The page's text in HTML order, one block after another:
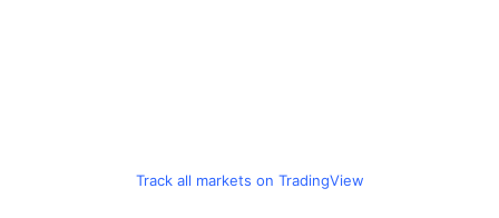
Track all markets on TradingView